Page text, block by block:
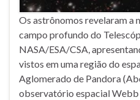
Os astrônomos revelaram a
campo profundo do
NASA/ESA/CSA,
vistos em uma região do
Aglomerado de Pandora
observatório espacial